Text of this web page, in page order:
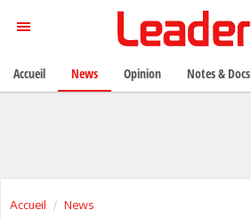
Accueil News
Accueil News Opinion Notes & Docs